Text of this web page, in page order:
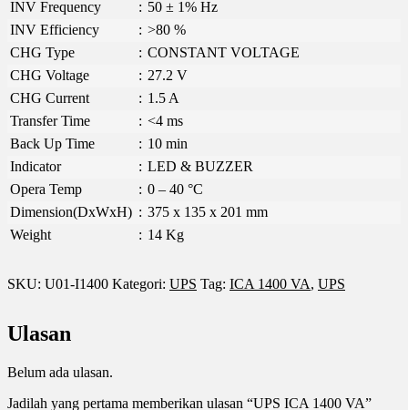
INV Frequency
: 50 ± 1% Hz
INV Efficiency
: >80 %
CHG Type
: CONSTANT VOLTAGE
CHG Voltage
: 27.2 V
CHG Current
: 1.5 A
Transfer Time
: <4 ms
Back Up Time
: 10 min
Indicator
: LED & BUZZER
Opera Temp
: 0 – 40 °C
Dimension(DxWxH) : 375 x 135 x 201 mm
Weight
: 14 Kg
SKU: U01-I1400 Kategori: UPS Tag: ICA 1400 VA, UPS
Ulasan
Belum ada ulasan.
Jadilah yang pertama memberikan ulasan “UPS ICA 1400 VA”